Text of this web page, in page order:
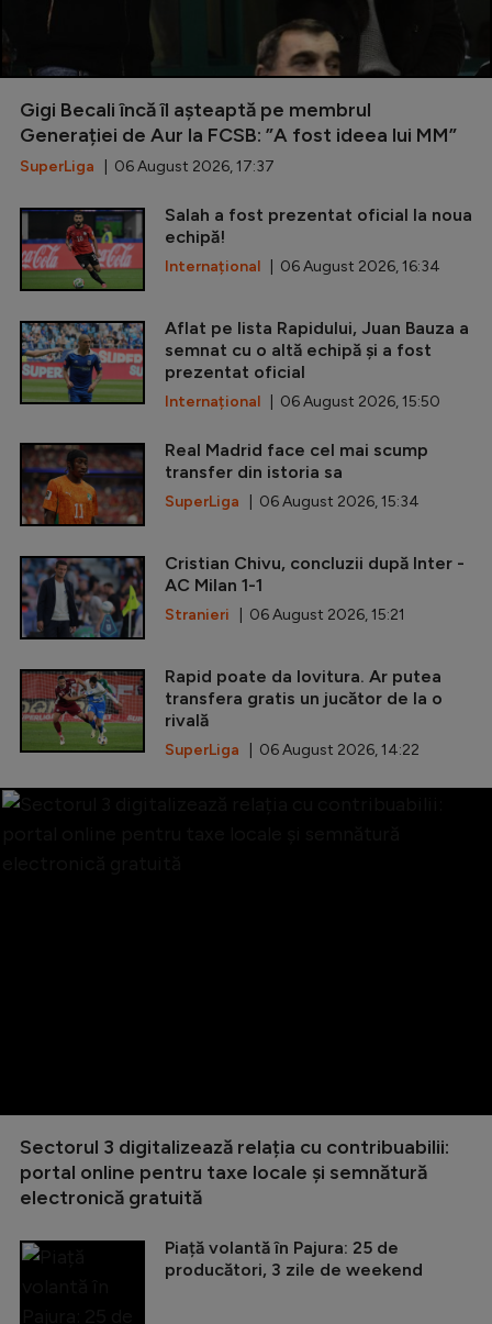
Gigi Becali încă îl așteaptă pe membrul
Generației de Aur la FCSB: ”A fost ideea lui MM”
SuperLiga | 06 August 2026, 17:37
Salah a fost prezentat oficial la noua
echipă!
Internațional | 06 August 2026, 16:34
Aflat pe lista Rapidului, Juan Bauza a
semnat cu o altă echipă și a fost
prezentat oficial
Internațional | 06 August 2026, 15:50
Real Madrid face cel mai scump
transfer din istoria sa
SuperLiga | 06 August 2026, 15:34
Cristian Chivu, concluzii după Inter -
AC Milan 1-1
Stranieri | 06 August 2026, 15:21
Rapid poate da lovitura. Ar putea
transfera gratis un jucător de la o
rivală
SuperLiga | 06 August 2026, 14:22
Sectorul 3 digitalizează relația cu contribuabilii:
portal online pentru taxe locale și semnătură
electronică gratuită
Piață volantă în Pajura: 25 de
producători, 3 zile de weekend